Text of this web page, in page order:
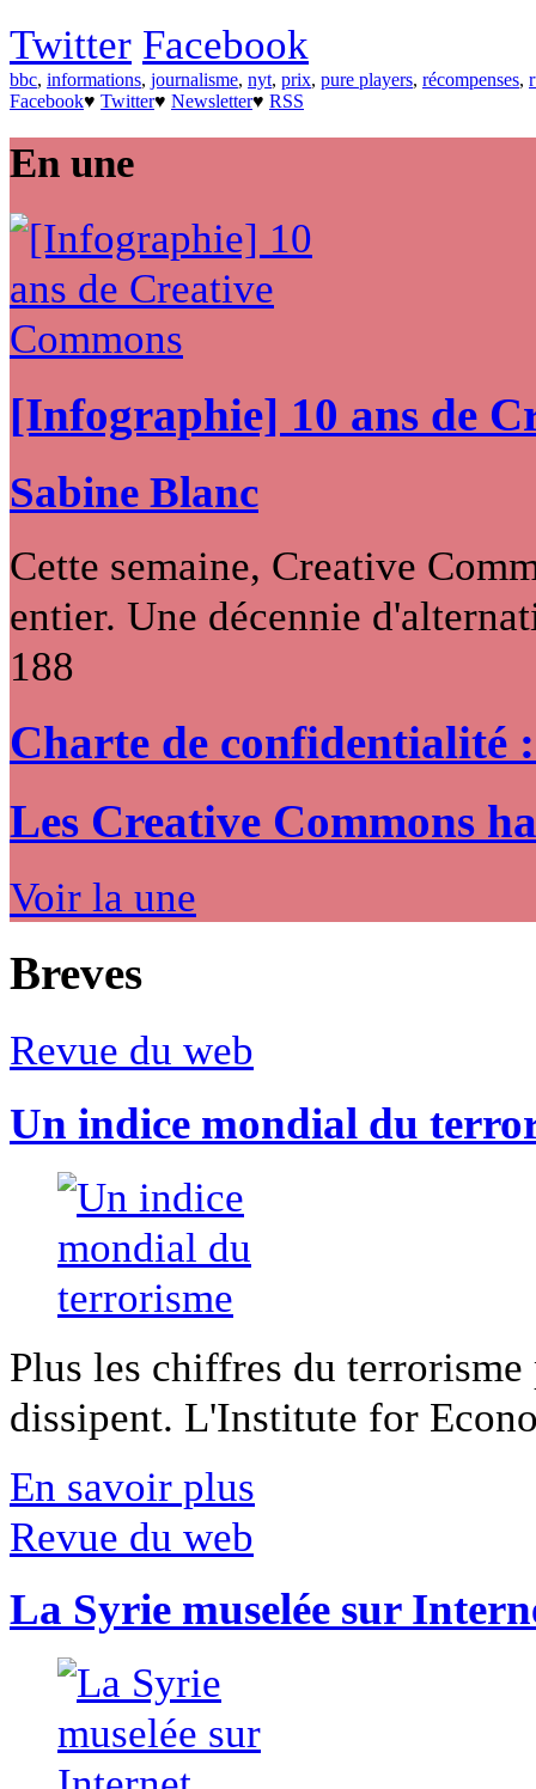
Twitter Facebook
bbc, informations, journalisme, nyt, prix, pure players, récompenses,
Facebook♥ Twitter♥ Newsletter♥ RSS
En une
[Infographie] 10 ans de
Sabine Blanc
Cette semaine, Creative
entier. Une décennie
188
Charte de confidentialité
Les Creative Commons
Voir la une
Breves
Revue du web
Un indice mondial du
Plus les chiffres du
dissipent. L'Institute for
En savoir plus
Revue du web
La Syrie muselée sur